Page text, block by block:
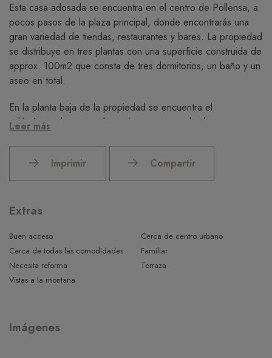
Esta casa adosada se encuentra en el centro de Pollensa, a
pocos pasos de la plaza principal, donde encontrarás una
gran variedad de tiendas, restaurantes y bares. La propiedad
se distribuye en tres plantas con una superficie construida de
approx. 100m2 que consta de tres dormitorios, un baño y un
aseo en total.
En la planta baja de la propiedad se encuentra el
salón/comedor, zona de cocina con mesa de desayuno y
de los dormitorios y el baño grande. En la planta superior
tienes el último dormitorio con un aseo y una terraza que te
ofrece unas estupendas vistas del entorno. Finalmente hay
necesita una reforma para convertirse en una propiedad
moderna en el centro de Pollensa.
Leer más
Imprimir Compartir
Extras
Buen acceso
Cerca de centro urbano
Cerca de todas las comodidades
Familiar
Necesita reforma
Terraza
Vistas a la montaña
Imágenes